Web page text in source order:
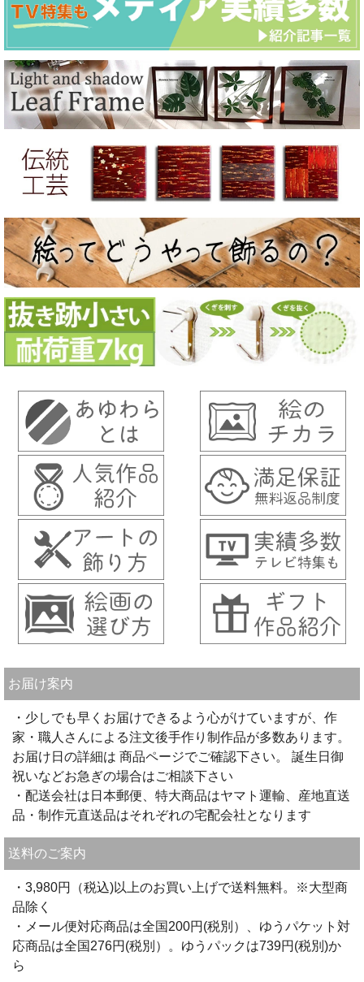
お届け案内
・少しでも早くお届けできるよう心がけていますが、作
家・職人さんによる注文後手作り制作品が多数あります。
お届け日の詳細は 商品ページでご確認下さい。 誕生日御
祝いなどお急ぎの場合はご相談下さい
・配送会社は日本郵便、特大商品はヤマト運輸、産地直送
品・制作元直送品はそれぞれの宅配会社となります
送料のご案内
・3,980円（税込)以上のお買い上げで送料無料。※大型商
品除く
・メール便対応商品は全国200円(税別）、ゆうパケット対
応商品は全国276円(税別）。ゆうパックは739円(税別)か
ら